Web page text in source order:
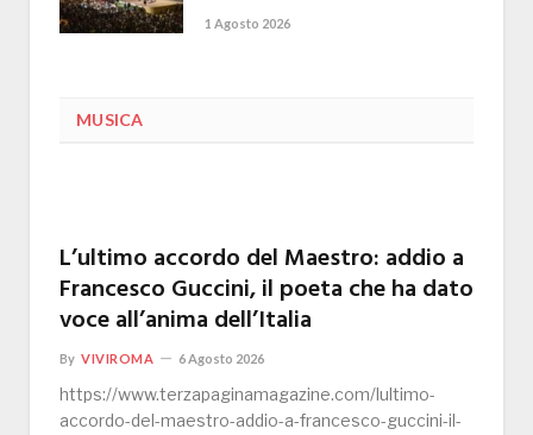
1 Agosto 2026
MUSICA
L’ultimo accordo del Maestro: addio a
Francesco Guccini, il poeta che ha dato
voce all’anima dell’Italia
By VIVIROMA 6 Agosto 2026
https://www.terzapaginamagazine.com/lultimo-
accordo-del-maestro-addio-a-francesco-guccini-il-